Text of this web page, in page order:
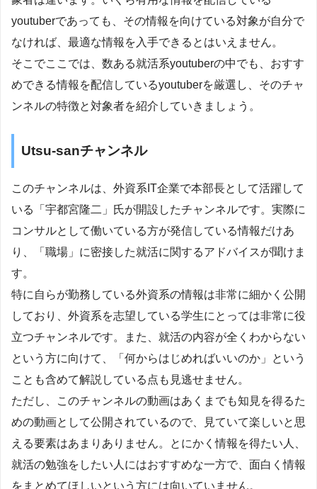
youtuberであっても、その情報を向けている対象が自分で
なければ、最適な情報を入手できるとはいえません。
そこでここでは、数ある就活系youtuberの中でも、おすす
めできる情報を配信しているyoutuberを厳選し、そのチャ
ンネルの特徴と対象者を紹介していきましょう。
Utsu-sanチャンネル
このチャンネルは、外資系IT企業で本部長として活躍して
いる「宇都宮隆二」氏が開設したチャンネルです。実際に
コンサルとして働いている方が発信している情報だけあ
り、「職場」に密接した就活に関するアドバイスが聞けま
す。
特に自らが勤務している外資系の情報は非常に細かく公開
しており、外資系を志望している学生にとっては非常に役
立つチャンネルです。また、就活の内容が全くわからない
という方に向けて、「何からはじめればいいのか」という
ことも含めて解説している点も見逃せません。
ただし、このチャンネルの動画はあくまでも知見を得るた
めの動画として公開されているので、見ていて楽しいと思
える要素はあまりありません。とにかく情報を得たい人、
就活の勉強をしたい人にはおすすめな一方で、面白く情報
をまとめてほしいという方には向いていません。